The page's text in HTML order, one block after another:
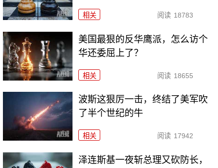
相关 阅读 18783
美国最狠的反华鹰派，怎么访个
华还委屈上了？
相关 阅读 18655
波斯这狠厉一击，终结了美军吹
了半个世纪的牛
相关 阅读 17942
泽连斯基一夜斩总理又砍防长，